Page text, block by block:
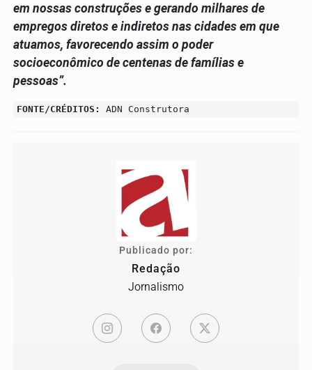
em nossas construções e gerando milhares de
empregos diretos e indiretos nas cidades em que
atuamos, favorecendo assim o poder
socioeconômico de centenas de famílias e
pessoas”.
FONTE/CRÉDITOS: ADN Construtora
Publicado por:
Redação
Jornalismo